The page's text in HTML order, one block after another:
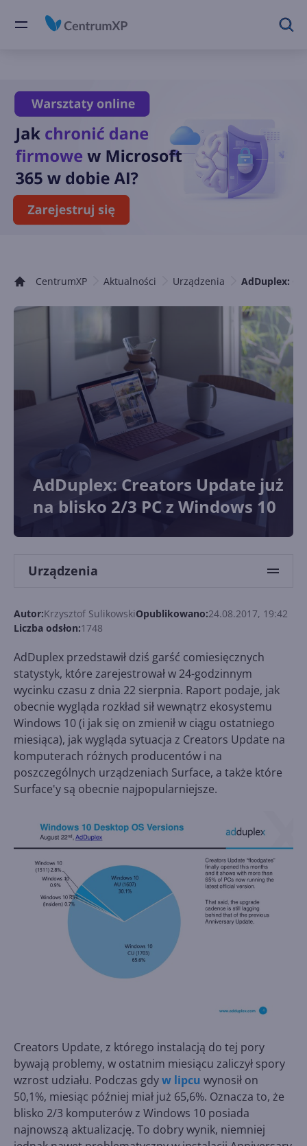
CentrumXP Aktualności Urządzenia AdDuplex:
AdDuplex: Creators Update już
na blisko 2/3 PC z Windows 10
Urządzenia
Autor:Krzysztof SulikowskiOpublikowano:24.08.2017, 19:42
Liczba odsłon:1748
AdDuplex przedstawił dziś garść comiesięcznych
statystyk, które zarejestrował w 24-godzinnym
wycinku czasu z dnia 22 sierpnia. Raport podaje, jak
obecnie wygląda rozkład sił wewnątrz ekosystemu
Windows 10 (i jak się on zmienił w ciągu ostatniego
miesiąca), jak wygląda sytuacja z Creators Update na
komputerach różnych producentów i na
poszczególnych urządzeniach Surface, a także które
Surface'y są obecnie najpopularniejsze.
Creators Update, z którego instalacją do tej pory
bywają problemy, w ostatnim miesiącu zaliczył spory
wzrost udziału. Podczas gdyw lipcu wynosił on
50,1%, miesiąc później miał już 65,6%. Oznacza to, że
blisko 2/3 komputerów z Windows 10 posiada
najnowszą aktualizację. To dobry wynik, niemniej